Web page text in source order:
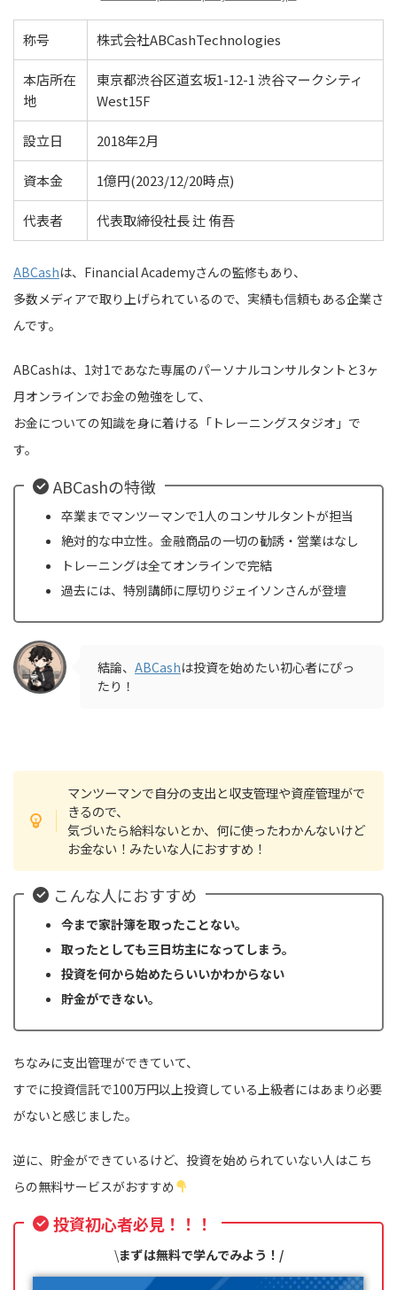
称号 株式会社ABCashTechnologies
本店所在
地
東京都渋谷区道玄坂1-12-1 渋谷マークシティ
West15F
設立日 2018年2月
資本金 1億円(2023/12/20時点)
代表者 代表取締役社長 辻 侑吾
ABCashは、Financial Academyさんの監修もあり、
多数メディアで取り上げられているので、実績も信頼もある企業さ
んです。
ABCashは、1対1であなた専属のパーソナルコンサルタントと3ヶ
月オンラインでお金の勉強をして、
お金についての知識を身に着ける「トレーニングスタジオ」で
す。
ABCashの特徴
卒業までマンツーマンで1人のコンサルタントが担当
絶対的な中立性。金融商品の一切の勧誘・営業はなし
トレーニングは全てオンラインで完結
過去には、特別講師に厚切りジェイソンさんが登壇
結論、 ABCashは投資を始めたい初心者にぴっ
たり！
マンツーマンで自分の支出と収支管理や資産管理がで
きるので、
気づいたら給料ないとか、何に使ったわかんないけど
お金ない！みたいな人におすすめ！
こんな人におすすめ
今まで家計簿を取ったことない。
取ったとしても三日坊主になってしまう。
投資を何から始めたらいいかわからない
貯金ができない。
ちなみに支出管理ができていて、
すでに投資信託で100万円以上投資している上級者にはあまり必要
がないと感じました。
逆に、貯金ができているけど、投資を始められていない人はこち
らの無料サービスがおすすめ
投資初心者必見！！！
\まずは無料で学んでみよう！/